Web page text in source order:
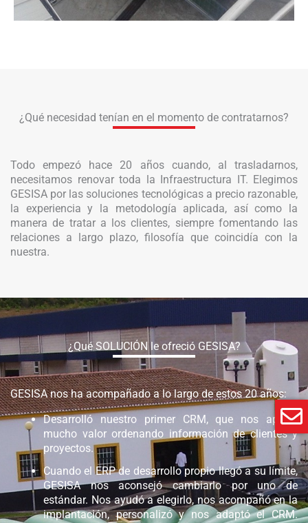
¿Qué necesidad tenían en el momento de contratarnos?
Todo empezó hace 20 años cuando, al trasladarnos,
necesitamos renovar toda la Infraestructura IT. Elegimos
GESISA por las soluciones tecnológicas a precio razonable,
la experiencia y la metodología aplicada, así como la
manera de tratar a los clientes, siempre fomentando las
relaciones a largo plazo, filosofía que coincidía con la
nuestra.
¿Qué SOLUCIÓN le ofreció GESISA?
GESISA nos ha acompañado a lo largo de estos 20 años:
Desarrolló nuestro primer CRM, que nos aportó
mucho valor ordenando información de clientes y
proyectos.
Cuando el ERP de desarrollo propio llegó a su límite,
GESISA nos aconsejó cambiarlo por uno de
estándar. Nos ayudó a elegirlo, nos acompañó en la
implantación, personalizó y nos adaptó el CRM.